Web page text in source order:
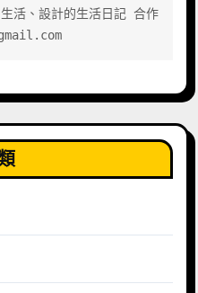
活、設計的生活日記 合作